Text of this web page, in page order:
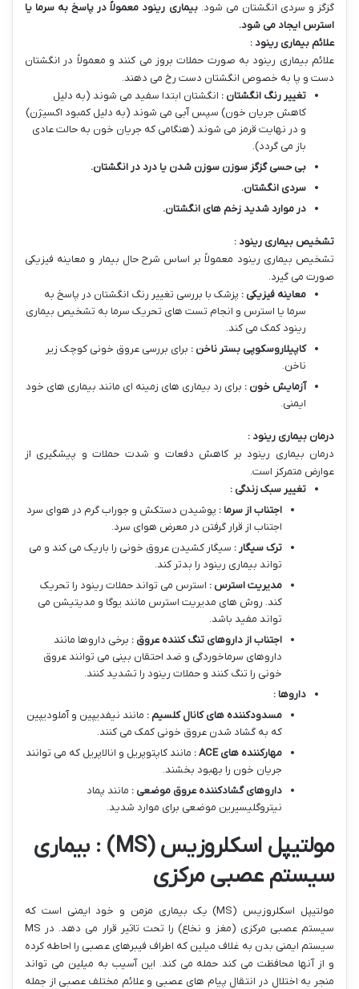
گزگز و سردی انگشتان می شود.بیماری رینود معمولاً در پاسخ به سرما یا
استرس ایجاد می شود.
علائم بیماری رینود :
علائم بیماری رینود به صورت حملات بروز می کنند و معمولاً در انگشتان
دست و پا به خصوص انگشتان دست رخ می دهند.
تغییر رنگ انگشتان : انگشتان ابتدا سفید می شوند (به دلیل
کاهش جریان خون) سپس آبی می شوند (به دلیل کمبود اکسیژن)
و در نهایت قرمز می شوند (هنگامی که جریان خون به حالت عادی
باز می گردد).
بی حسی گزگز سوزن سوزن شدن یا درد در انگشتان.
سردی انگشتان.
در موارد شدید زخم های انگشتان.
تشخیص بیماری رینود :
تشخیص بیماری رینود معمولاً بر اساس شرح حال بیمار و معاینه فیزیکی
صورت می گیرد.
معاینه فیزیکی : پزشک با بررسی تغییر رنگ انگشتان در پاسخ به
سرما یا استرس و انجام تست های تحریک سرما به تشخیص بیماری
رینود کمک می کند.
کاپیلاروسکوپی بستر ناخن : برای بررسی عروق خونی کوچک زیر
ناخن.
آزمایش خون : برای رد بیماری های زمینه ای مانند بیماری های خود
ایمنی.
درمان بیماری رینود :
درمان بیماری رینود بر کاهش دفعات و شدت حملات و پیشگیری از
عوارض متمرکز است.
تغییر سبک زندگی :
اجتناب از سرما : پوشیدن دستکش و جوراب گرم در هوای سرد
اجتناب از قرار گرفتن در معرض هوای سرد.
ترک سیگار : سیگار کشیدن عروق خونی را باریک می کند و می
تواند بیماری رینود را بدتر کند.
مدیریت استرس : استرس می تواند حملات رینود را تحریک
کند. روش های مدیریت استرس مانند یوگا و مدیتیشن می
تواند مفید باشد.
اجتناب از داروهای تنگ کننده عروق : برخی داروها مانند
داروهای سرماخوردگی و ضد احتقان بینی می توانند عروق
خونی را تنگ کنند و حملات رینود را تشدید کنند.
داروها :
مسدودکننده های کانال کلسیم : مانند نیفدیپین و آملودیپین
که به گشاد شدن عروق خونی کمک می کنند.
مهارکننده هایACE
: مانند کاپتوپریل و انالاپریل که می توانند
جریان خون را بهبود بخشند.
داروهای گشادکننده عروق موضعی : مانند پماد
نیتروگلیسیرین موضعی برای موارد شدید.
مولتیپل اسکلروزیس (MS) : بیماری
سیستم عصبی مرکزی
مولتیپل اسکلروزیس (MS) یک بیماری مزمن و خود ایمنی است که
سیستم عصبی مرکزی (مغز و نخاع) را تحت تاثیر قرار می دهد. در MS
سیستم ایمنی بدن به غلاف میلین که اطراف فیبرهای عصبی را احاطه کرده
و از آنها محافظت می کند حمله می کند. این آسیب به میلین می تواند
منجر به اختلال در انتقال پیام های عصبی و علائم مختلف عصبی از جمله